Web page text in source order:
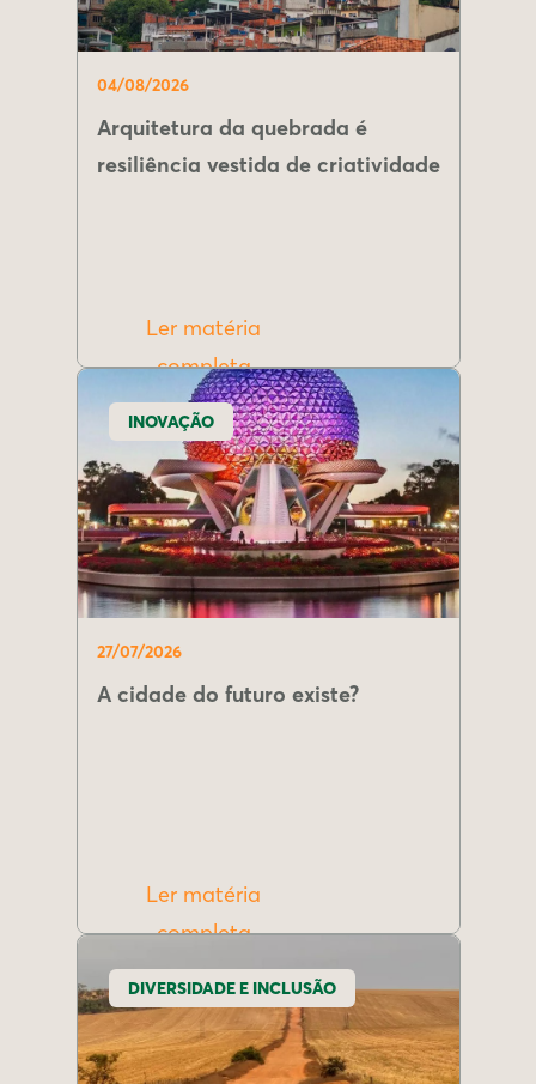
04/08/2026
Arquitetura da quebrada é
resiliência vestida de criatividade
Ler matéria
completa
INOVAÇÃO
27/07/2026
A cidade do futuro existe?
Ler matéria
completa
DIVERSIDADE E INCLUSÃO